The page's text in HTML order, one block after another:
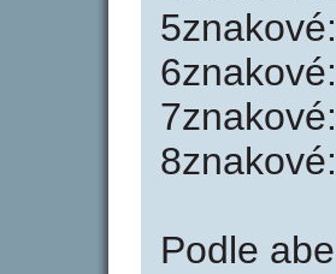
Podle